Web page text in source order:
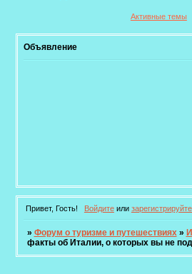
Активные темы
Объявление
Привет, Гость! Войдитеили
» Форум о туризме и путешествиях »
факты об Италии, о которых вы не